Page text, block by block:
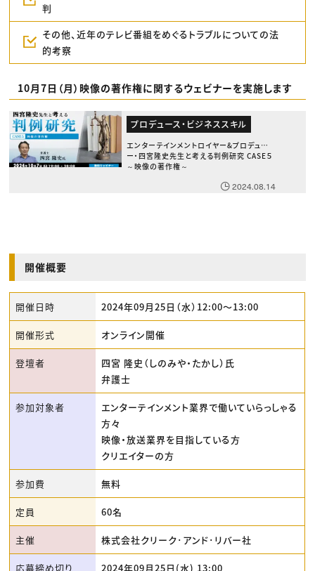
判
その他、近年のテレビ番組をめぐるトラブルについての法
的考察
10月7日（月）映像の著作権に関するウェビナーを実施します
プロデュース・ビジネススキル
エンターテインメントロイヤー&プロデューサ
ー・四宮隆史先生と考える判例研究 CASE５
～映像の著作権～
2024.08.14
開催概要
開催日時 2024年09月25日（水）12:00〜13:00
開催形式 オンライン開催
登壇者
四宮 隆史（しのみや・たかし）氏
弁護士
参加対象者
エンターテインメント業界で働いていらっしゃる
方々
映像・放送業界を目指している方
クリエイターの方
参加費 無料
定員 60名
主催 株式会社クリーク･アンド･リバー社
応募締め切り 2024年09月25日(水) 13:00